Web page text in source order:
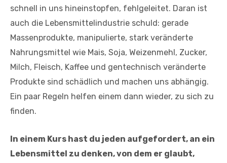
schnell in uns hineinstopfen, fehlgeleitet. Daran ist
auch die Lebensmittelindustrie schuld: gerade
Massenprodukte, manipulierte, stark veränderte
Nahrungsmittel wie Mais, Soja, Weizenmehl, Zucker,
Milch, Fleisch, Kaffee und gentechnisch veränderte
Produkte sind schädlich und machen uns abhängig.
Ein paar Regeln helfen einem dann wieder, zu sich zu
finden.
In einem Kurs hast du jeden aufgefordert, an ein
Lebensmittel zu denken, von dem er glaubt,